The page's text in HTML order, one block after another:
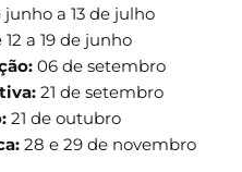
junho a 13 de julho
a 19 de junho
06 de setembro
21 de setembro
21 de outubro
28 e 29 de novembro